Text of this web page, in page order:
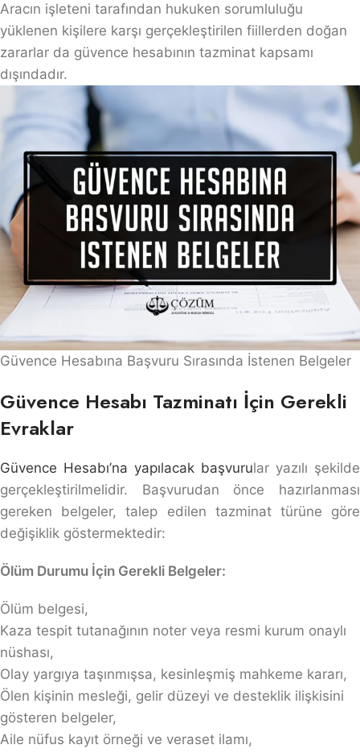
Aracın işleteni tarafından hukuken sorumluluğu
yüklenen kişilere karşı gerçekleştirilen fiillerden doğan
zararlar da güvence hesabının tazminat kapsamı
dışındadır.
Güvence Hesabına Başvuru Sırasında İstenen Belgeler
Güvence Hesabı Tazminatı İçin Gerekli
Evraklar
Güvence Hesabı’na yapılacak başvurular yazılı şekilde
gerçekleştirilmelidir. Başvurudan önce hazırlanması
gereken belgeler, talep edilen tazminat türüne göre
değişiklik göstermektedir:
Ölüm Durumu İçin Gerekli Belgeler:
Ölüm belgesi,
Kaza tespit tutanağının noter veya resmi kurum onaylı
nüshası,
Olay yargıya taşınmışsa, kesinleşmiş mahkeme kararı,
Ölen kişinin mesleği, gelir düzeyi ve desteklik ilişkisini
gösteren belgeler,
Aile nüfus kayıt örneği ve veraset ilamı,